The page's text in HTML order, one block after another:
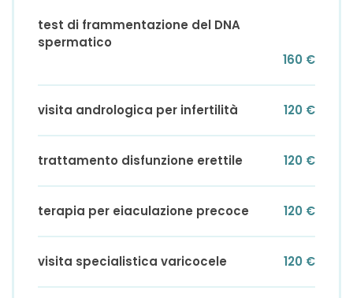
test di frammentazione del DNA
spermatico
160 €
visita andrologica per infertilità 120 €
trattamento disfunzione erettile 120 €
terapia per eiaculazione precoce 120 €
visita specialistica varicocele 120 €